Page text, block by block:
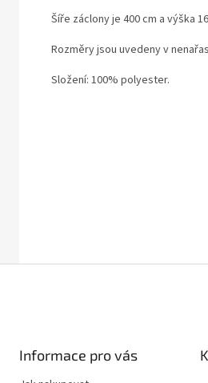
Šíře záclony je 400 cm a výška
Rozměry jsou uvedeny v
Složení: 100% polyester.
Informace pro vás